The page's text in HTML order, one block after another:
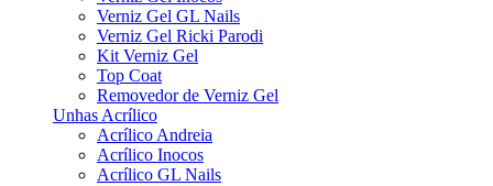
Verniz Gel GL Nails
Verniz Gel Ricki Parodi
Kit Verniz Gel
Top Coat
Removedor de Verniz Gel
Unhas Acrílico
Acrílico Andreia
Acrílico Inocos
Acrílico GL Nails